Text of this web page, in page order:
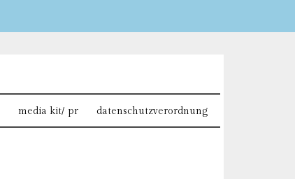
media kit/ pr datenschutzverordnung